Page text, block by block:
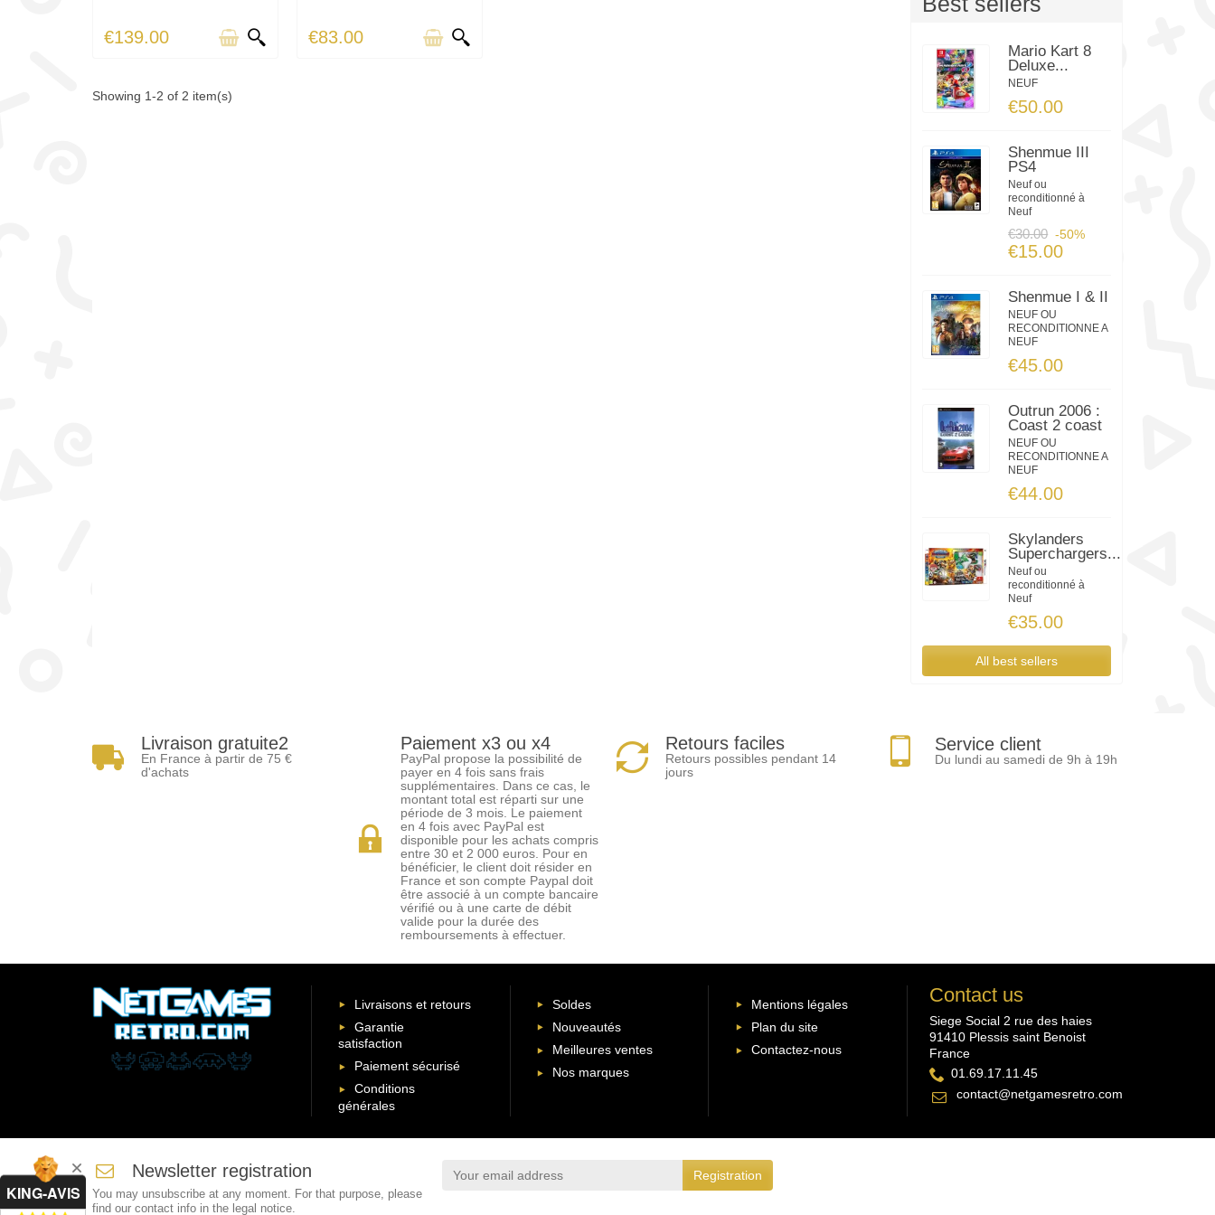
€139.00 €83.00
Showing 1-2 of 2 item(s)
Mario Kart 8
Deluxe...
NEUF
€50.00
Shenmue III
PS4
Neuf ou
reconditionné à
Neuf
€30.00 -50%
€15.00
Shenmue I & II
NEUF OU
RECONDITIONNE A
NEUF
€45.00
Outrun 2006 :
Coast 2 coast
NEUF OU
RECONDITIONNE A
NEUF
€44.00
Skylanders
Superchargers...
Neuf ou
reconditionné à
Neuf
€35.00
All best sellers
Livraison gratuite2
En France à partir de 75 €
d'achats
Paiement x3 ou x4
PayPal propose la possibilité de
payer en 4 fois sans frais
supplémentaires. Dans ce cas, le
montant total est réparti sur une
période de 3 mois. Le paiement
en 4 fois avec PayPal est
disponible pour les achats compris
entre 30 et 2 000 euros. Pour en
bénéficier, le client doit résider en
France et son compte Paypal doit
être associé à un compte bancaire
vérifié ou à une carte de débit
valide pour la durée des
remboursements à effectuer.
Retours faciles
Retours possibles pendant 14
jours
Service client
Du lundi au samedi de 9h à 19h
Livraisons et retours
Garantie
satisfaction
Paiement sécurisé
Conditions
générales
Soldes
Nouveautés
Meilleures ventes
Nos marques
Mentions légales
Plan du site
Contactez-nous
Contact us
Siege Social 2 rue des haies
91410 Plessis saint Benoist
France
01.69.17.11.45
contact@netgamesretro.com
Newsletter registration
You may unsubscribe at any moment. For that purpose, please
find our contact info in the legal notice.
KING-AVIS